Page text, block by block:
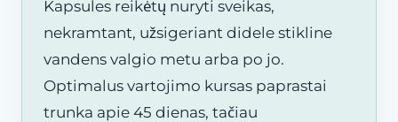
Kapsules reikėtų nuryti sveikas,
nekramtant, užsigeriant didele stikline
vandens valgio metu arba po jo.
Optimalus vartojimo kursas paprastai
trunka apie 45 dienas, tačiau